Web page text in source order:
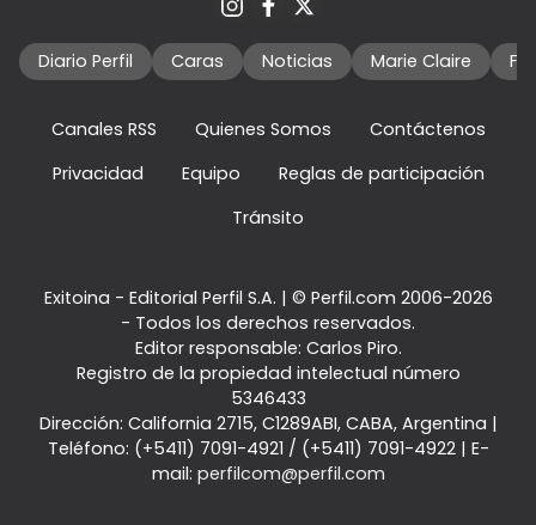
Diario Perfil Caras Noticias Marie Claire
Canales RSS Quienes Somos
Contáctenos
Privacidad
Equipo
Reglas de participación
Tránsito
Exitoina - Editorial Perfil S.A. | © Perfil.com 2006-2026
- Todos los derechos reservados.
Editor responsable: Carlos Piro.
Registro de la propiedad intelectual número
5346433
Dirección: California 2715, C1289ABI, CABA, Argentina |
Teléfono: (+5411) 7091-4921 / (+5411) 7091-4922| E-
mail: perfilcom@perfil.com